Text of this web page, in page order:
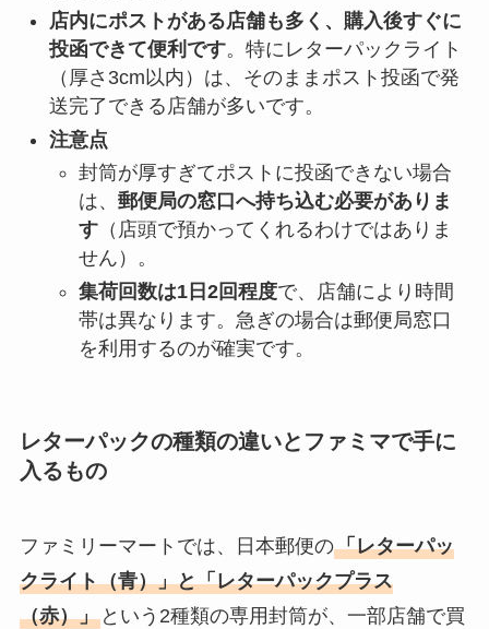
店内にポストがある店舗も多く、購入後すぐに
投函できて便利です。特にレターパックライト
（厚さ3cm以内）は、そのままポスト投函で発
送完了できる店舗が多いです。
注意点
封筒が厚すぎてポストに投函できない場合
は、 郵便局の窓口へ持ち込む必要がありま
す（店頭で預かってくれるわけではありま
せん）。
集荷回数は1日2回程度で、店舗により時間
帯は異なります。急ぎの場合は郵便局窓口
を利用するのが確実です。
レターパックの種類の違いとファミマで手に
入るもの
ファミリーマートでは、日本郵便の「レターパッ
クライト（青）」と「レターパックプラス
（赤）」という2種類の専用封筒が、一部店舗で買